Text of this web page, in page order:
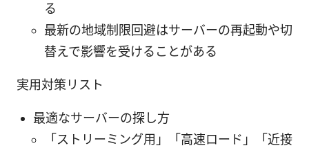
る
最新の地域制限回避はサーバーの再起動や切
替えで影響を受けることがある
実用対策リスト
最適なサーバーの探し方
「ストリーミング用」「高速ロード」「近接